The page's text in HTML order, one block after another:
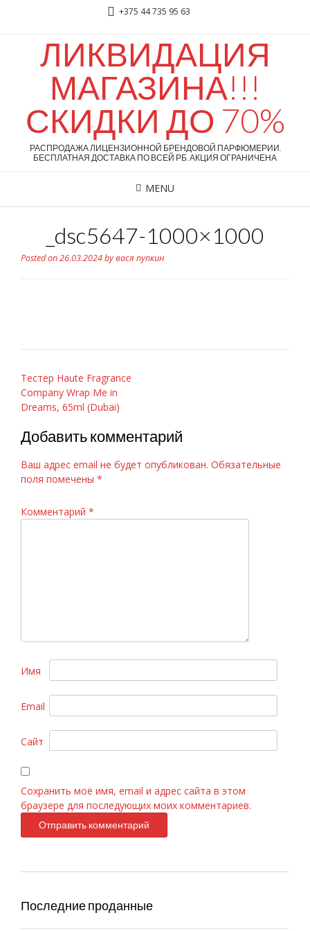
+375 44 735 95 63
ЛИКВИДАЦИЯ
МАГАЗИНА!!!
СКИДКИ ДО 70%
РАСПРОДАЖА ЛИЦЕНЗИОННОЙ БРЕНДОВОЙ ПАРФЮМЕРИИ.
БЕСПЛАТНАЯ ДОСТАВКА ПО ВСЕЙ РБ. АКЦИЯ ОГРАНИЧЕНА
MENU
_dsc5647-1000×1000
Posted on26.03.2024byвася пупкин
Навигация
по
записям
Тестер Haute Fragrance
Company Wrap Me in
Dreams, 65ml (Dubai)
Добавить комментарий
Ваш адрес email не будет опубликован. Обязательные
поля помечены *
Комментарий *
Имя
Email
Сайт
Сохранить моё имя, email и адрес сайта в этом
браузере для последующих моих комментариев.
Последние проданные
Versace «Bright Crystal» 90ml